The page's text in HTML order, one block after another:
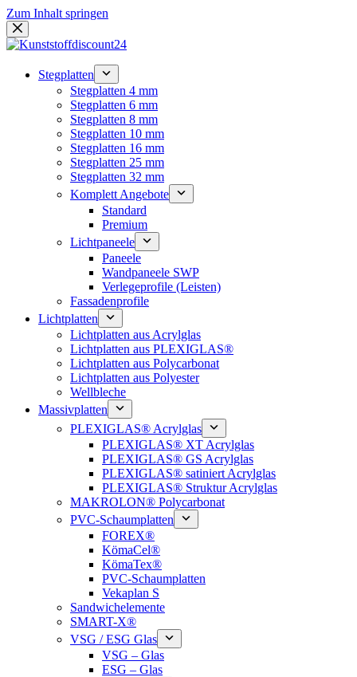
Zum Inhalt springen
Stegplatten
Stegplatten 4 mm
Stegplatten 6 mm
Stegplatten 8 mm
Stegplatten 10 mm
Stegplatten 16 mm
Stegplatten 25 mm
Stegplatten 32 mm
Komplett Angebote
Standard
Premium
Lichtpaneele
Paneele
Wandpaneele SWP
Verlegeprofile (Leisten)
Fassadenprofile
Lichtplatten
Lichtplatten aus Acrylglas
Lichtplatten aus PLEXIGLAS®
Lichtplatten aus Polycarbonat
Lichtplatten aus Polyester
Wellbleche
Massivplatten
PLEXIGLAS® Acrylglas
PLEXIGLAS® XT Acrylglas
PLEXIGLAS® GS Acrylglas
PLEXIGLAS® satiniert Acrylglas
PLEXIGLAS® Struktur Acrylglas
MAKROLON® Polycarbonat
PVC-Schaumplatten
FOREX®
KömaCel®
KömaTex®
PVC-Schaumplatten
Vekaplan S
Sandwichelemente
SMART-X®
VSG / ESG Glas
VSG – Glas
ESG – Glas